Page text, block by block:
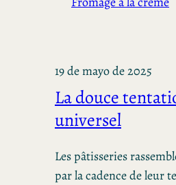
19 de mayo de 2025
La douce
universel
Les pâtisseries
par la cadence de leur